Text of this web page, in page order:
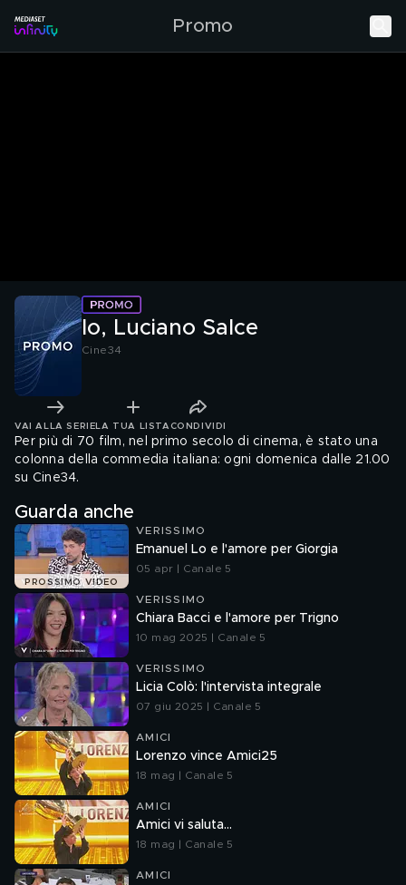
Promo
Io, Luciano Salce
Cine34
VAI ALLA SERIE LA TUA LISTA CONDIVIDI
Per più di 70 film, nel primo secolo di cinema, è stato una
colonna della commedia italiana: ogni domenica dalle 21.00
su Cine34.
Guarda anche
PROSSIMO VIDEO
VERISSIMO
Emanuel Lo e l'amore per Giorgia
05 apr | Canale 5
VERISSIMO
Chiara Bacci e l'amore per Trigno
10 mag 2025 | Canale 5
VERISSIMO
Licia Colò: l'intervista integrale
07 giu 2025 | Canale 5
AMICI
Lorenzo vince Amici25
18 mag | Canale 5
AMICI
Amici vi saluta...
18 mag | Canale 5
AMICI